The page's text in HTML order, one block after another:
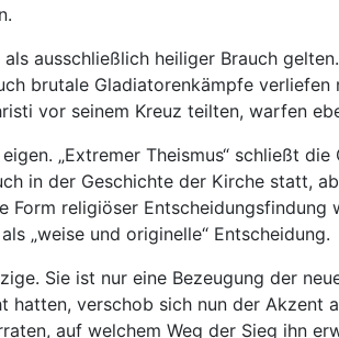
ausschließlich heiliger Brauch
brutale Gladiatorenkämpfe
vor seinem Kreuz teilten, warfen
„Extremer Theismus“ schließt
in der Geschichte der Kirche statt,
religiöser
„weise und originelle“ Entscheidung.
Sie ist nur eine Bezeugung der
verschob sich nun der Akzent
auf welchem Weg der Sieg ihn